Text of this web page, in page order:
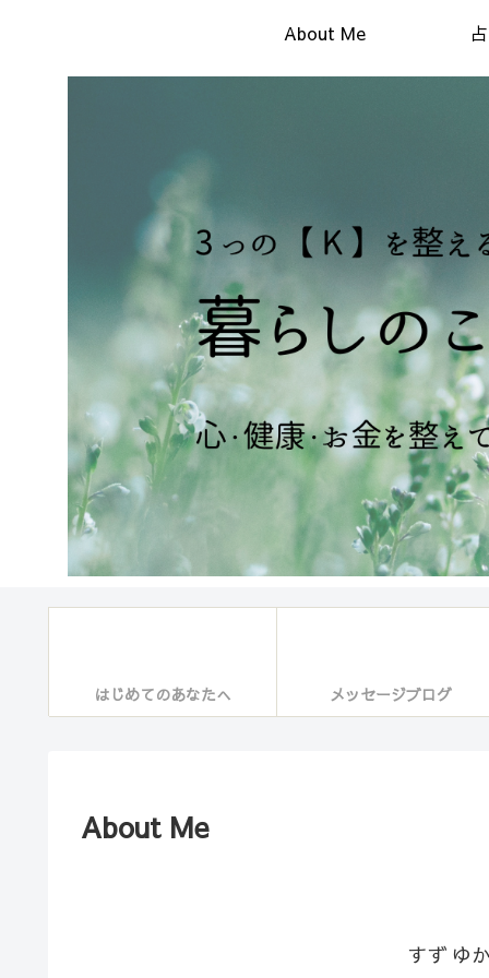
About Me
はじめてのあなたへ メッセージブログ
About Me
すず ゆ